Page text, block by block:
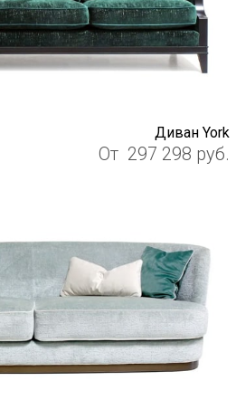
Диван York
От 297 298 руб.